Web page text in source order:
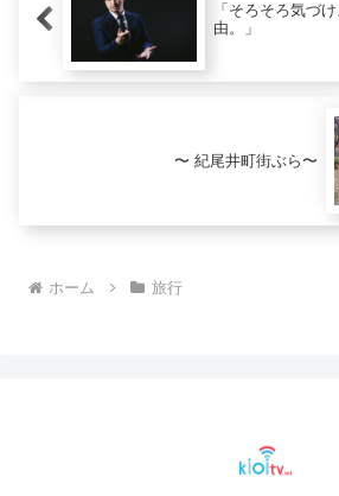
「そろそろ気づ
由。」
〜 紀尾井町街ぶら〜
ホーム 旅行